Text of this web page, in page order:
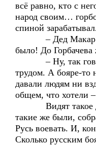
всё равно, кто с
народ своим…
спиной
– Дед Макар!
было! До Горбачева
– Ну, так
трудом. А бояре-то
давали людям ни
общем, что хотели
Видят такое
такие же были,
Русь воевать. И,
Сколько русским